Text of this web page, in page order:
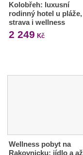
Kolobřeh: luxusní
rodinný hotel u pláže,
strava i wellness
2 249 Kč
Wellness pobyt na
Rakovnicku: jídlo a až